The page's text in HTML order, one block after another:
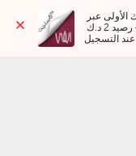
عند التسجيل